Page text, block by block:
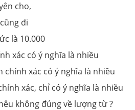
cho,
đi
là 10.000
xác có ý nghĩa là nhiều
chính xác có ý nghĩa là nhiều
xác, chỉ có ý nghĩa là nhiều
không đúng về lượng từ ?